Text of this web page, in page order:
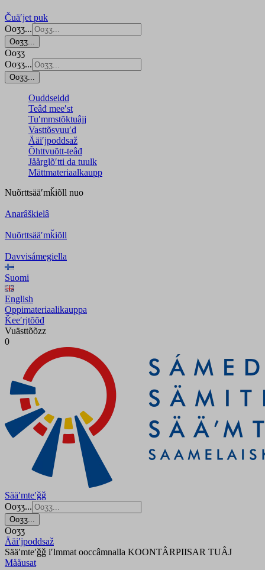
Čuäʹjet puk
Ooʒʒ...
Ooʒʒ...
Ooʒʒ
Ooʒʒ...
Ooʒʒ...
Ouddseidd
Teâđ meeʹst
Tuʹmmstõktuâjj
Vasttõsvuuʹd
Ääiʹjpoddsaž
Õhttvuõtt-teâđ
Jåårǥlõʹtti da tuulk
Mättmateriaalkaupp
Nuõrttsääʹmǩiõll nuo
Anarâškielâ
Nuõrttsääʹmǩiõll
Davvisámegiella
Suomi
English
Oppimateriaalikauppa
Ǩeeʹrjtõõđ
Vuästtõõzz
0
Sääʹmteʹǧǧ
Ooʒʒ...
Ooʒʒ...
Ooʒʒ
Ääiʹjpoddsaž
Sääʹmteʹǧǧ iʹlmmat ooccâmnalla KOONTÂRPIISAR TUÂJ
Mååusat